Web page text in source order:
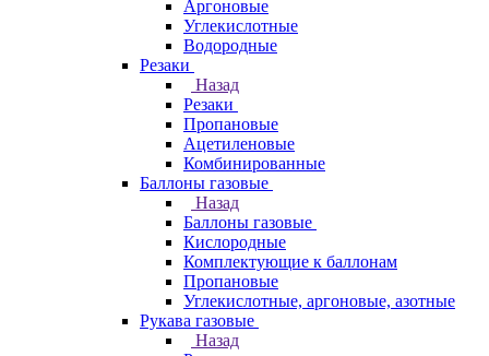
Аргоновые
Углекислотные
Водородные
Резаки
Назад
Резаки
Пропановые
Ацетиленовые
Комбинированные
Баллоны газовые
Назад
Баллоны газовые
Кислородные
Комплектующие к баллонам
Пропановые
Углекислотные, аргоновые, азотные
Рукава газовые
Назад